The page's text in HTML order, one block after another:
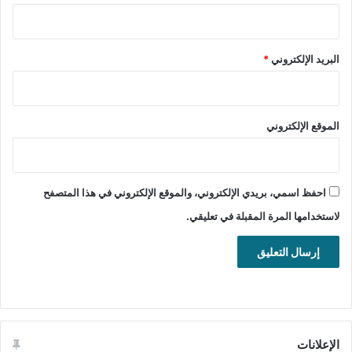
سطح المكتب وأخبار.
والأندرويد.
تحميل برنامج Google Earth Pro للويندوز
البريد الإلكتروني*
الموقع الإلكتروني
احفظ اسمي، بريدي الإلكتروني، والموقع الإلكتروني في هذا المتصفح
لاستخدامها المرة المقبلة في تعليقي.
الإعلانات